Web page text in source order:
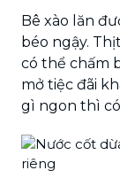
Bê xào lăn
béo ngậy.
có thể chấm
mở tiệc đãi
gì ngon thì